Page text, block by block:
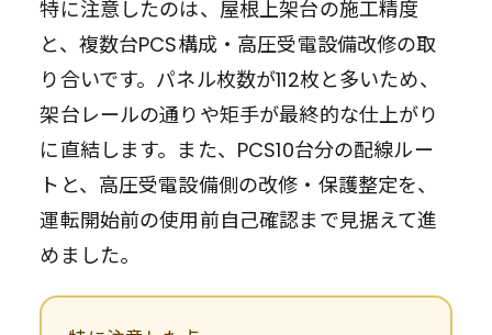
特に注意したのは、屋根上架台の施工精度
と、複数台PCS構成・高圧受電設備改修の取
り合いです。パネル枚数が112枚と多いため、
架台レールの通りや矩手が最終的な仕上がり
に直結します。また、PCS10台分の配線ルー
トと、高圧受電設備側の改修・保護整定を、
運転開始前の使用前自己確認まで見据えて進
めました。